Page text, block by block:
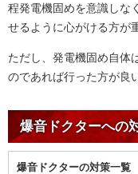
程発電機固めを意識しな
せるように心がける方が
ただし、発電機固め自体
のであれば行った方が良
爆音ドクターへの
爆音ドクターの対策一覧